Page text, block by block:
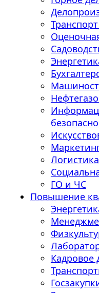
Логистика
ГО и ЧС
Повышение
Кадровое